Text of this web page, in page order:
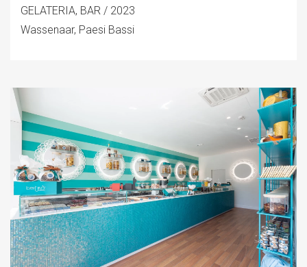
GELATERIA, BAR / 2023
Wassenaar, Paesi Bassi